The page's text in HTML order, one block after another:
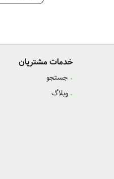
خدمات مشتریان
جستجو
وبلاگ